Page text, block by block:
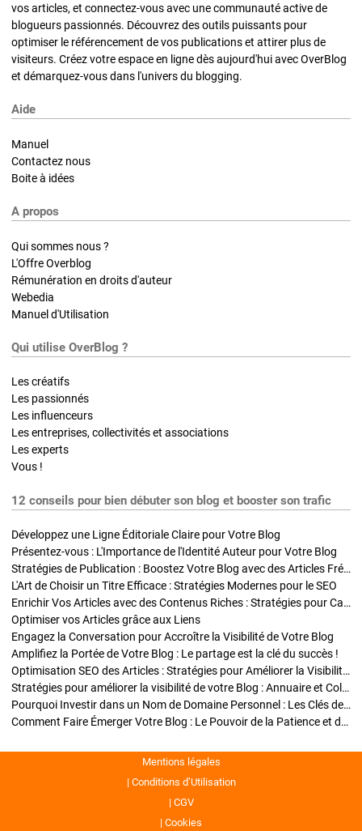
vos articles, et connectez-vous avec une communauté active de
blogueurs passionnés. Découvrez des outils puissants pour
optimiser le référencement de vos publications et attirer plus de
visiteurs. Créez votre espace en ligne dès aujourd'hui avec OverBlog
et démarquez-vous dans l'univers du blogging.
Aide
Manuel
Contactez nous
Boite à idées
A propos
Qui sommes nous ?
L'Offre Overblog
Rémunération en droits d'auteur
Webedia
Manuel d'Utilisation
Qui utilise OverBlog ?
Les créatifs
Les passionnés
Les influenceurs
Les entreprises, collectivités et associations
Les experts
Vous !
12 conseils pour bien débuter son blog et booster son trafic
Développez une Ligne Éditoriale Claire pour Votre Blog
Présentez-vous : L'Importance de l'Identité Auteur pour Votre Blog
Stratégies de Publication : Boostez Votre Blog avec des Articles Fréquents et Exclusifs
L'Art de Choisir un Titre Efficace : Stratégies Modernes pour le SEO
Enrichir Vos Articles avec des Contenus Riches : Stratégies pour Captiver et Optimiser
Optimiser vos Articles grâce aux Liens
Engagez la Conversation pour Accroître la Visibilité de Votre Blog
Amplifiez la Portée de Votre Blog : Le partage est la clé du succès !
Optimisation SEO des Articles : Stratégies pour Améliorer la Visibilité de Votre Blog
Stratégies pour améliorer la visibilité de votre Blog : Annuaire et Collaborations
Pourquoi Investir dans un Nom de Domaine Personnel : Les Clés de la Réussite de Votre Blog
Comment Faire Émerger Votre Blog : Le Pouvoir de la Patience et de la Persévérance
Mentions légales
Conditions d’Utilisation
CGV
Cookies